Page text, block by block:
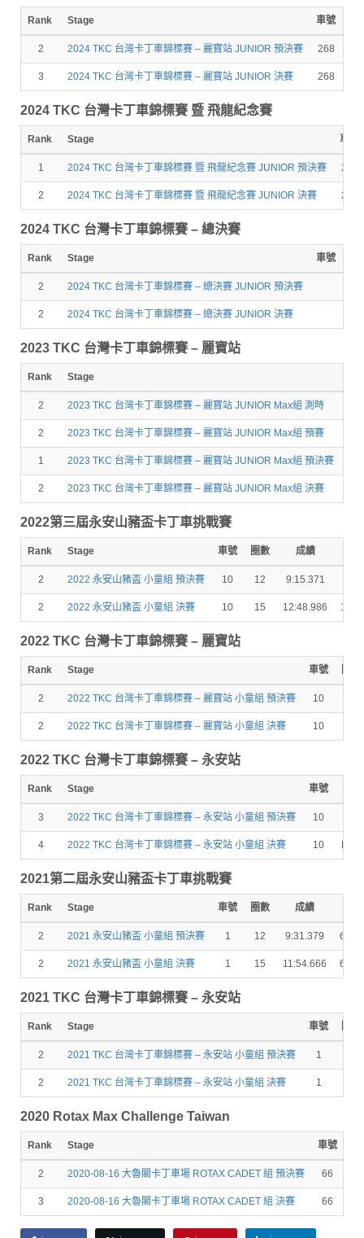
Rank Stage 車號
2 2024 TKC 台灣卡丁車錦標賽 – 麗寶站 JUNIOR 預決賽 268
3 2024 TKC 台灣卡丁車錦標賽 – 麗寶站 JUNIOR 決賽 268
2024 TKC 台灣卡丁車錦標賽 暨 飛龍紀念賽
Rank Stage 車號
1 2024 TKC 台灣卡丁車錦標賽 暨 飛龍紀念賽 JUNIOR 預決賽 268
2 2024 TKC 台灣卡丁車錦標賽 暨 飛龍紀念賽 JUNIOR 決賽 268
2024 TKC 台灣卡丁車錦標賽 – 總決賽
Rank Stage 車號
2 2024 TKC 台灣卡丁車錦標賽 – 總決賽 JUNIOR 預決賽
2 2024 TKC 台灣卡丁車錦標賽 – 總決賽 JUNIOR 決賽
2023 TKC 台灣卡丁車錦標賽 – 麗寶站
Rank Stage
2 2023 TKC 台灣卡丁車錦標賽 – 麗寶站 JUNIOR Max組 測時
2 2023 TKC 台灣卡丁車錦標賽 – 麗寶站 JUNIOR Max組 預賽
1 2023 TKC 台灣卡丁車錦標賽 – 麗寶站 JUNIOR Max組 預決賽
2 2023 TKC 台灣卡丁車錦標賽 – 麗寶站 JUNIOR Max組 決賽
2022第三屆永安山豬盃卡丁車挑戰賽
Rank Stage 車號 圈數 成績
2 2022 永安山豬盃 小童組 預決賽 10 12 9:15.371
2 2022 永安山豬盃 小童組 決賽 10 15 12:48.986
2022 TKC 台灣卡丁車錦標賽 – 麗寶站
Rank Stage 車號
2 2022 TKC 台灣卡丁車錦標賽 – 麗寶站 小童組 預決賽 10
2 2022 TKC 台灣卡丁車錦標賽 – 麗寶站 小童組 決賽 10
2022 TKC 台灣卡丁車錦標賽 – 永安站
Rank Stage 車號
3 2022 TKC 台灣卡丁車錦標賽 – 永安站 小童組 預決賽 10
4 2022 TKC 台灣卡丁車錦標賽 – 永安站 小童組 決賽 10
2021第二屆永安山豬盃卡丁車挑戰賽
Rank Stage 車號 圈數 成績
2 2021 永安山豬盃 小童組 預決賽 1 12 9:31.379 6.714
2 2021 永安山豬盃 小童組 決賽 1 15 11:54.666 6.274
2021 TKC 台灣卡丁車錦標賽 – 永安站
Rank Stage 車號
2 2021 TKC 台灣卡丁車錦標賽 – 永安站 小童組 預決賽 1
2 2021 TKC 台灣卡丁車錦標賽 – 永安站 小童組 決賽 1
2020 Rotax Max Challenge Taiwan
Rank Stage 車號
2 2020-08-16 大魯閣卡丁車場 ROTAX CADET 組 預決賽 66
3 2020-08-16 大魯閣卡丁車場 ROTAX CADET 組 決賽 66